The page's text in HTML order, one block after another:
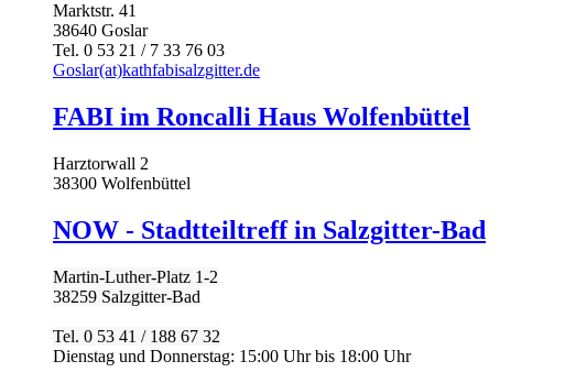
Marktstr. 41
38640 Goslar
Tel. 0 53 21 / 7 33 76 03
Goslar(at)kathfabisalzgitter.de
FABI im Roncalli Haus Wolfenbüttel
Harztorwall 2
38300 Wolfenbüttel
NOW - Stadtteiltreff in Salzgitter-Bad
Martin-Luther-Platz 1-2
38259 Salzgitter-Bad
Tel. 0 53 41 / 188 67 32
Dienstag und Donnerstag: 15:00 Uhr bis 18:00 Uhr